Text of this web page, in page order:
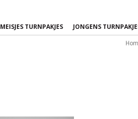
MEISJES TURNPAKJES JONGENS